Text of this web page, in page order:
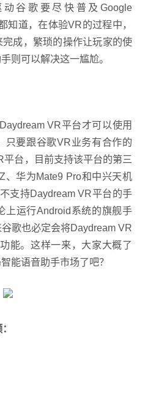
谷歌要尽快普及Google
知道，在体验VR的过程中，
成，繁琐的操作让玩家的使
则可以解决这一尴尬。
VR平台才可以使用
只要跟谷歌VR业务有合作的
台，目前支持该平台的第三
、华为Mate9 Pro和中兴天机
支持Daydream VR平台的手
上运行Android系统的旗舰手
歌也必定会将Daydream VR
能。这样一来，大家大概了
能语音助手市场了吧？